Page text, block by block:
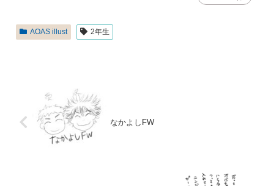
AOAS illust 2年生
なかよしFW